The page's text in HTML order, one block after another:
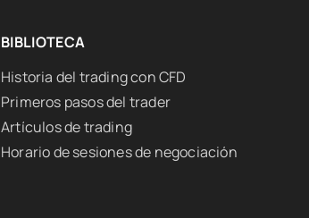
BIBLIOTECA
Historia del trading con CFD
Primeros pasos del trader
Artículos de trading
Horario de sesiones de negociación